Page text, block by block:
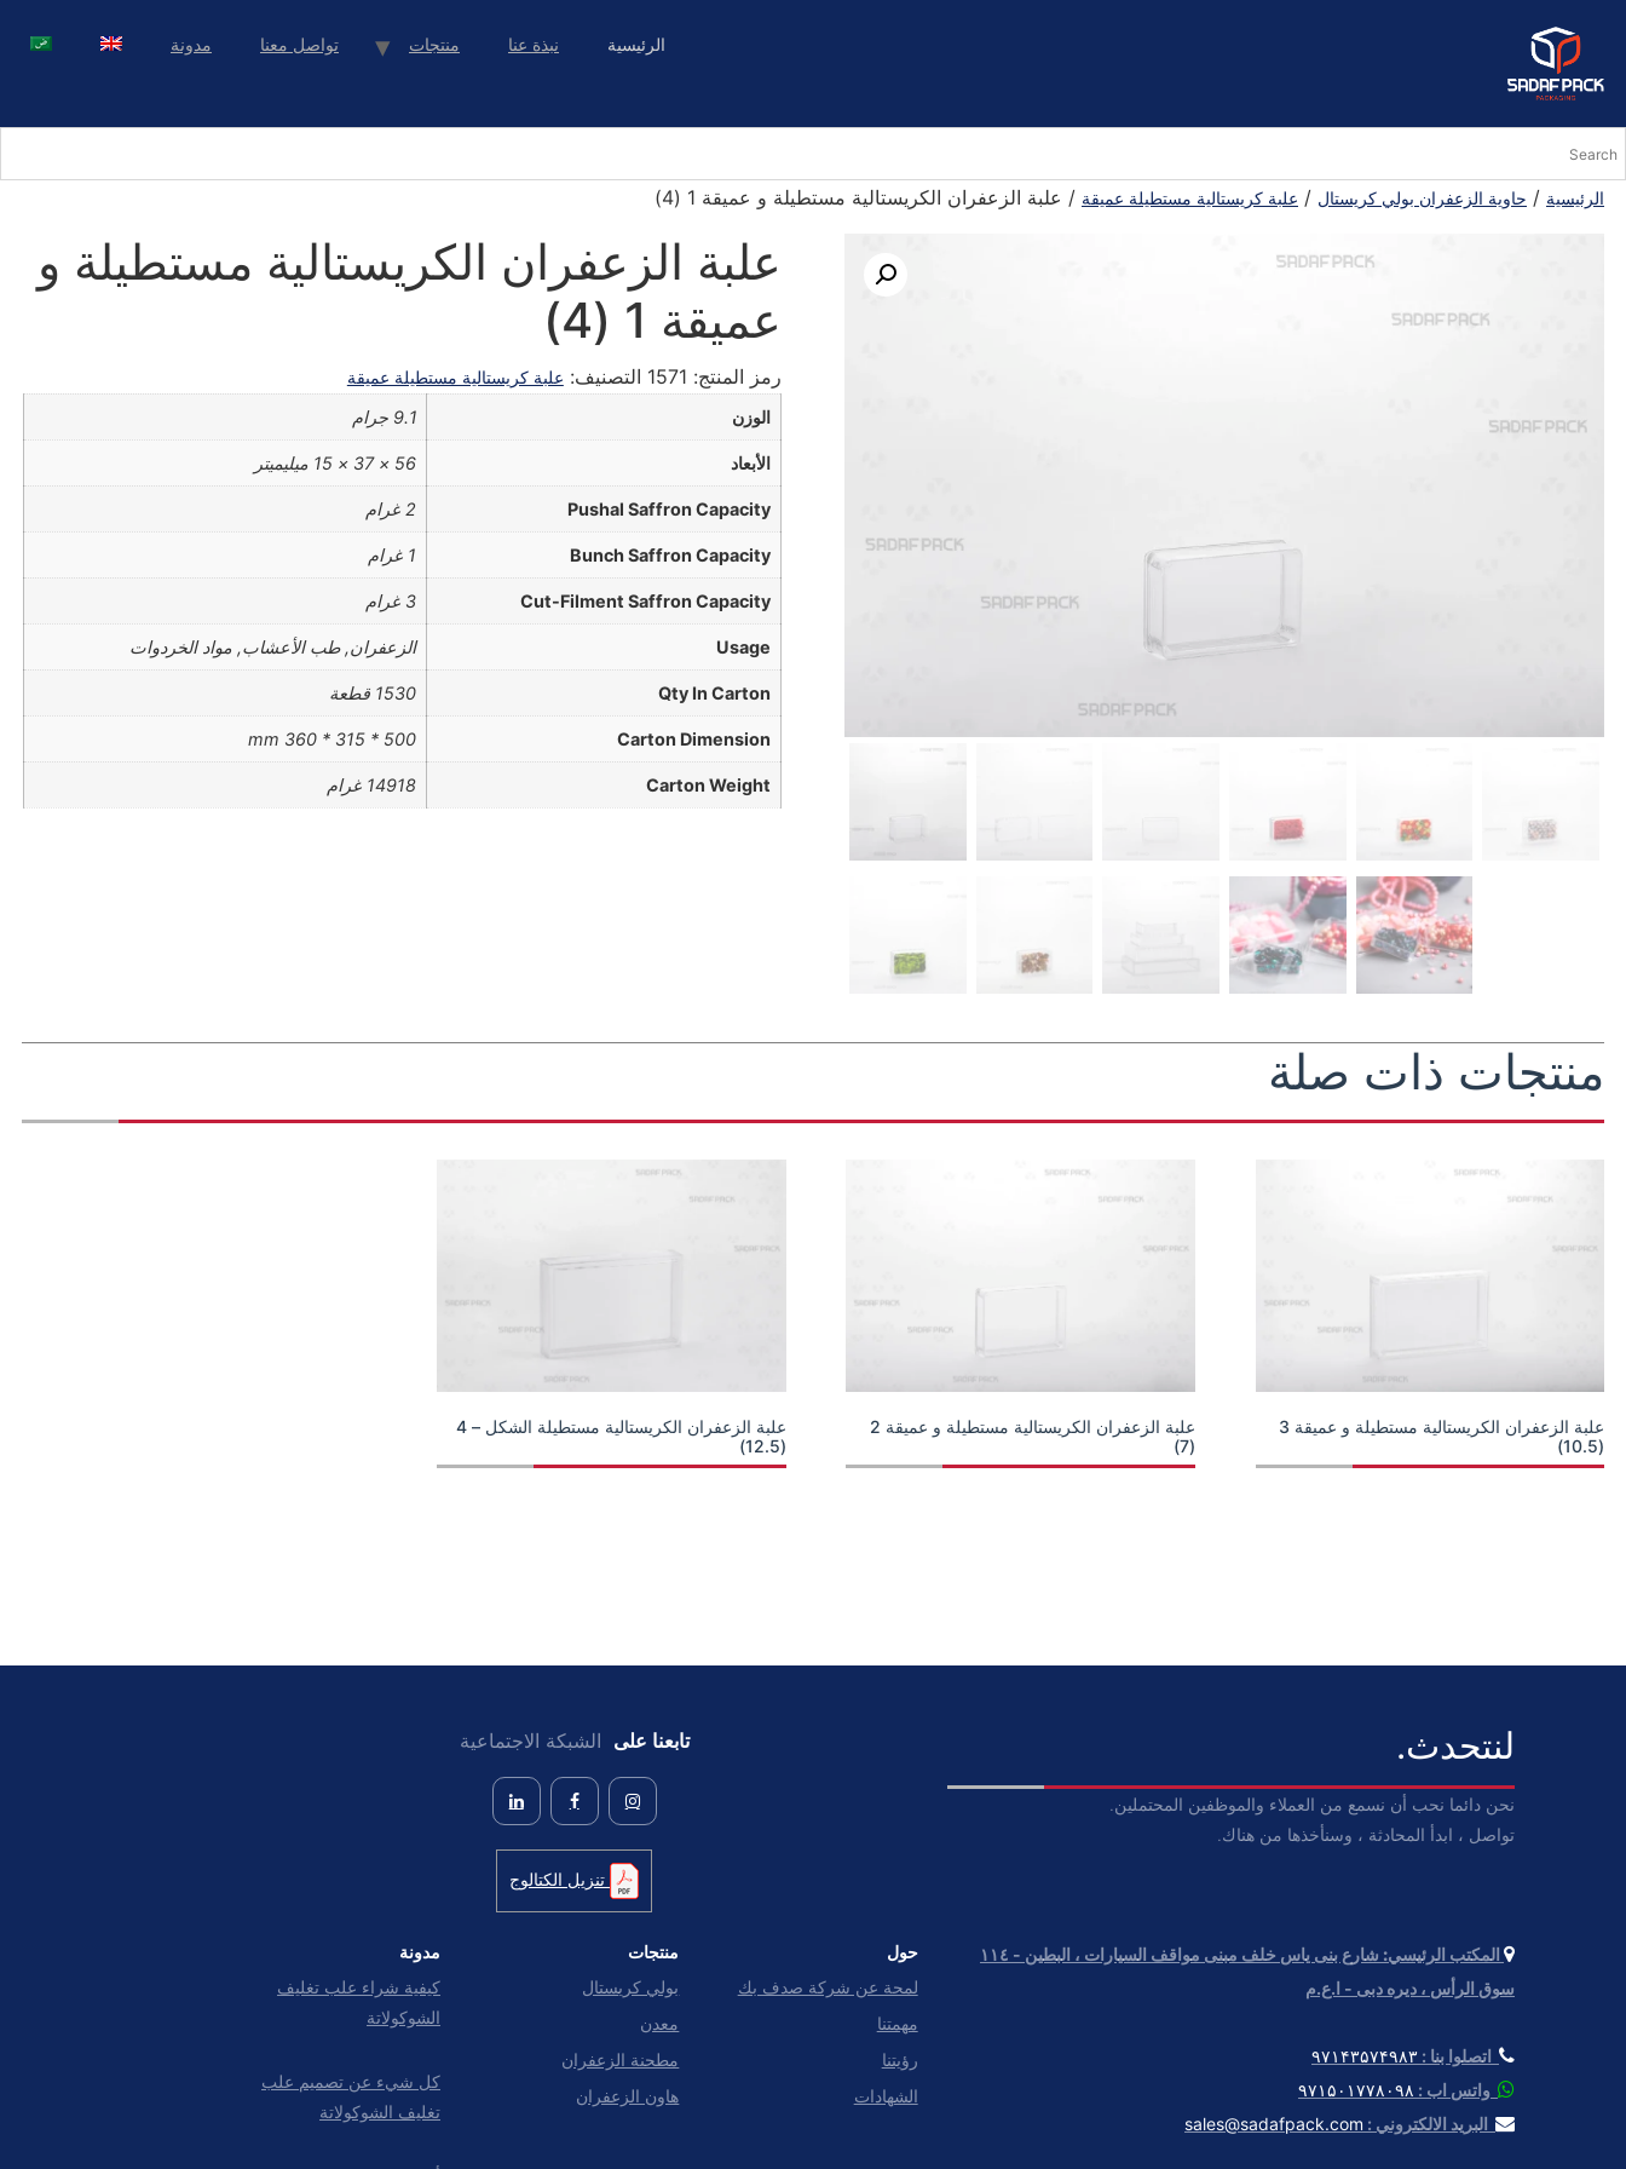
الرئيسية نبذة عنا منتجات تواصل معنا مدونة
الرئيسية / حاوية الزعفران بولي كريستال / علبة كريستالية مستطيلة عميقة / علبة الزعفران الكريستالية مستطيلة و عميقة 1 (4)
علبة الزعفران الكريستالية مستطيلة و
عميقة 1 (4)
رمز المنتج: 1571 التصنيف: علبة كريستالية مستطيلة عميقة
الوزن
9.1 جرام
الأبعاد 56 × 37 × 15 ميليميتر
Pushal Saffron Capacity 2 غرام
Bunch Saffron Capacity 1 غرام
Cut-Filment Saffron Capacity 3 غرام
Usage الزعفران, طب الأعشاب, مواد الخردوات
Qty In Carton 1530 قطعة
Carton Dimension
500 * 315 * 360 mm
Carton Weight 14918 غرام
منتجات ذات صلة
علبة الزعفران الكريستالية مستطيلة و عميقة 3
(10.5)
علبة الزعفران الكريستالية مستطيلة و عميقة 2
(7)
علبة الزعفران الكريستالية مستطيلة الشكل – 4
(12.5)
لنتحدث.
نحن دائما نحب أن نسمع من العملاء والموظفين المحتملين.
تواصل ، ابدأ المحادثة ، وسنأخذها من هناك.
تابعنا على الشبكة الاجتماعية
تنزيل الكتالوج
المكتب الرئيسي:
شارع بنى ياس خلف مبنى مواقف السيارات ، البطين - ١١٤
سوق الرأس ، دیره دبی - ا.ع.م
اتصلوا بنا : ۹۷۱۴۳۵۷۴۹۸۳
واتس اب : ۹۷۱۵۰۱۷۷۸۰۹۸
البريد الالكتروني : sales@sadafpack.com
حول
لمحة عن شركة صدف بك
مهمتنا
رؤيتنا
الشهادات
منتجات
بولي كريستال
معدن
مطحنة الزعفران
هاون الزعفران
مدونة
كيفية شراء علب تغليف
الشوكولاتة
كل شيء عن تصمیم علب
تغليف الشوکولاتة